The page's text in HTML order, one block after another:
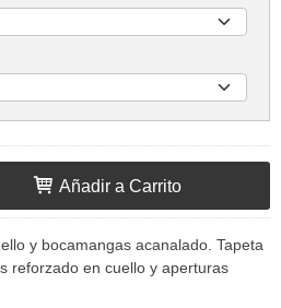
Añadir a Carrito
y bocamangas acanalado. Tapeta
reforzado en cuello y aperturas